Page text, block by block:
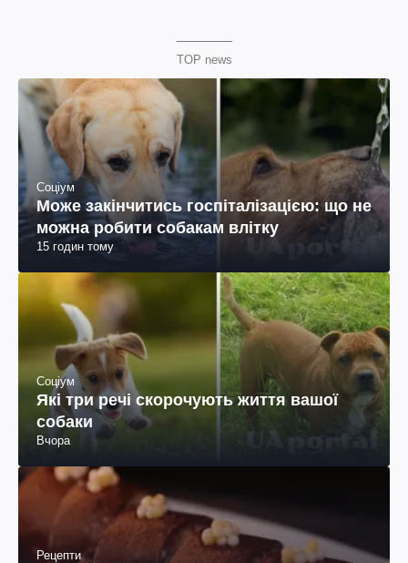
TOP news
Соціум
Може закінчитись госпіталізацією: що не
можна робити собакам влітку
15 годин тому
Соціум
Які три речі скорочують життя вашої
собаки
Вчора
Рецепти